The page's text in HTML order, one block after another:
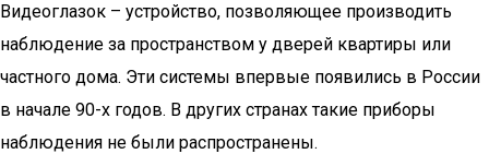
Видеоглазок – устройство, позволяющее производить
наблюдение за пространством у дверей квартиры или
частного дома. Эти системы впервые появились в России
в начале 90-х годов. В других странах такие приборы
наблюдения не были распространены.